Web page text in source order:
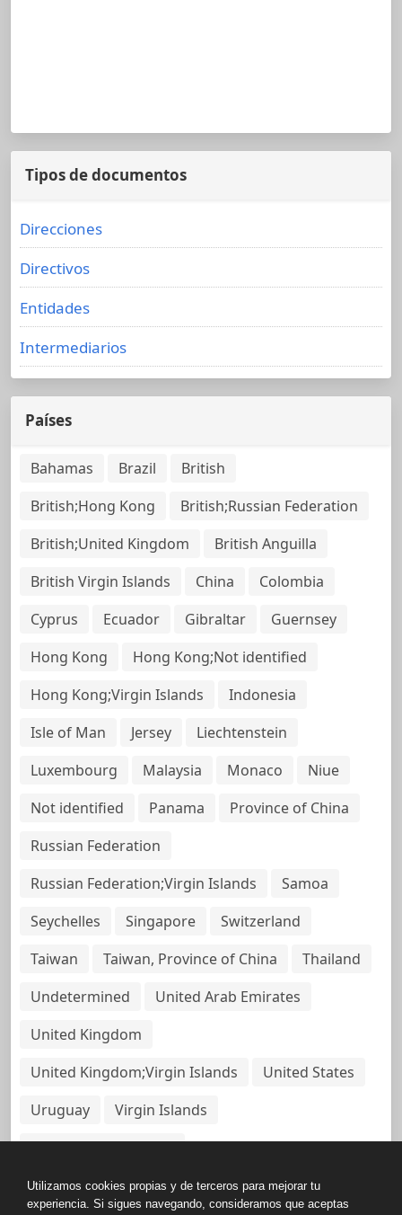
Tipos de documentos
Direcciones
Directivos
Entidades
Intermediarios
Países
Bahamas Brazil
British
British;Hong Kong
British;Russian Federation
British;United Kingdom
British Anguilla
British Virgin Islands
China
Colombia
Cyprus
Ecuador Gibraltar
Guernsey
Hong Kong
Hong Kong;Not identified
Hong Kong;Virgin Islands
Indonesia
Isle of Man
Jersey
Liechtenstein
Luxembourg
Malaysia Monaco
Niue
Not identified
Panama
Province of China
Russian Federation
Russian Federation;Virgin Islands
Samoa
Seychelles
Singapore
Switzerland
Taiwan
Taiwan, Province of China
Thailand
Undetermined
United Arab Emirates
United Kingdom
United Kingdom;Virgin Islands
United States
Uruguay
Virgin Islands
Virgin Islands, British
Utilizamos cookies propias y de terceros para mejorar tu
experiencia. Si sigues navegando, consideramos que aceptas